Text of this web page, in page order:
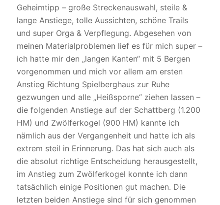
Geheimtipp – große Streckenauswahl, steile &
lange Anstiege, tolle Aussichten, schöne Trails
und super Orga & Verpflegung. Abgesehen von
meinen Materialproblemen lief es für mich super –
ich hatte mir den „langen Kanten“ mit 5 Bergen
vorgenommen und mich vor allem am ersten
Anstieg Richtung Spielberghaus zur Ruhe
gezwungen und alle „Heißsporne“ ziehen lassen –
die folgenden Anstiege auf der Schattberg (1.200
HM) und Zwölferkogel (900 HM) kannte ich
nämlich aus der Vergangenheit und hatte ich als
extrem steil in Erinnerung. Das hat sich auch als
die absolut richtige Entscheidung herausgestellt,
im Anstieg zum Zwölferkogel konnte ich dann
tatsächlich einige Positionen gut machen. Die
letzten beiden Anstiege sind für sich genommen